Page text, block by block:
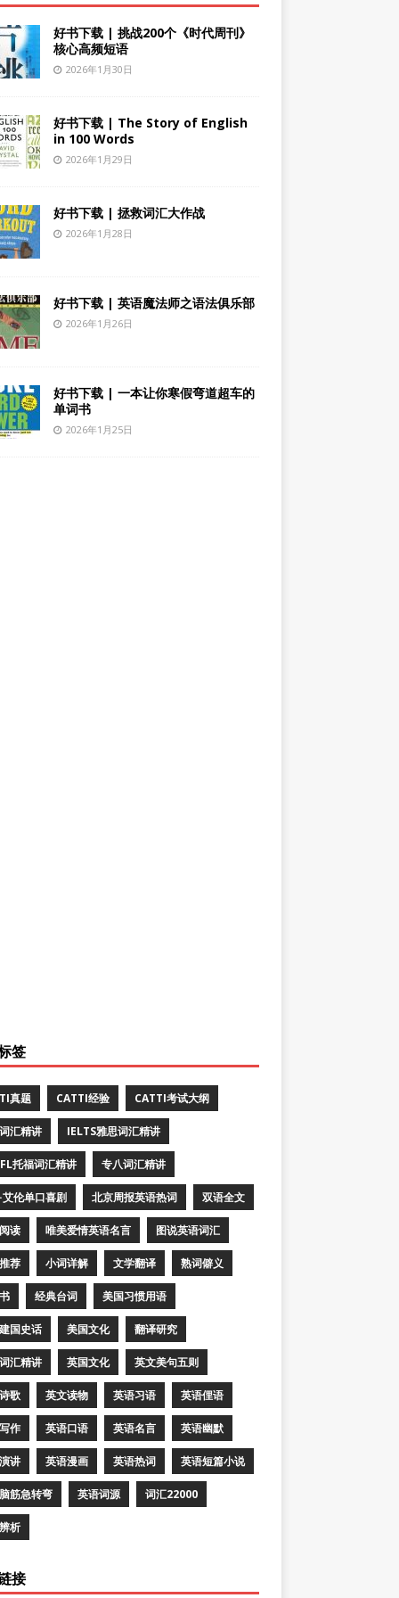
好书下载 | 挑战200个《时代周刊》
核心高频短语
2026年1月30日
好书下载 | The Story of English
in 100 Words
2026年1月29日
好书下载 | 拯救词汇大作战
2026年1月28日
好书下载 | 英语魔法师之语法俱乐部
2026年1月26日
好书下载 | 一本让你寒假弯道超车的
单词书
2026年1月25日
签
真题 CATTI经验 CATTI考试大纲
汇精讲 IELTS雅思词汇精讲
托福词汇精讲 专八词汇精讲
艾伦单口喜剧 北京周报英语热词 双语全文
读 唯美爱情英语名言 图说英语词汇
荐 小词详解 文学翻译 熟词僻义
经典台词 美国习惯用语
国史话 美国文化 翻译研究
汇精讲 英国文化 英文美句五则
歌 英文读物 英语习语 英语俚语
作 英语口语 英语名言 英语幽默
讲 英语漫画 英语热词 英语短篇小说
筋急转弯 英语词源 词汇22000
析
接